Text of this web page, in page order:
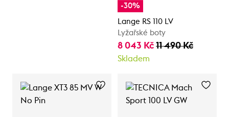
-30%
Lange RS 110 LV
Lyžařské boty
8 043 Kč 11 490 Kč
Skladem